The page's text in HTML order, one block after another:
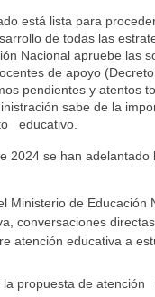
está lista para
de todas las
Nacional apruebe las
de apoyo
pendientes y atentos
sabe de la
educativo.
2024 se han adelantado
Ministerio de Educación
conversaciones
atención educativa a
la propuesta de atención